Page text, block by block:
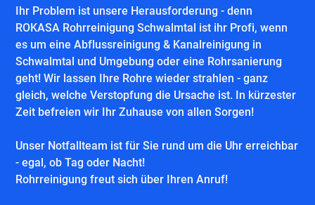
Ihr Problem ist unsere Herausforderung - denn
ROKASA Rohrreinigung Schwalmtal ist ihr Profi, wenn
es um eine Abflussreinigung & Kanalreinigung in
Schwalmtal und Umgebung oder eine Rohrsanierung
geht! Wir lassen Ihre Rohre wieder strahlen - ganz
gleich, welche Verstopfung die Ursache ist. In kürzester
Zeit befreien wir Ihr Zuhause von allen Sorgen!
Unser Notfallteam ist für Sie rund um die Uhr erreichbar
- egal, ob Tag oder Nacht!
Rohrreinigung freut sich über Ihren Anruf!